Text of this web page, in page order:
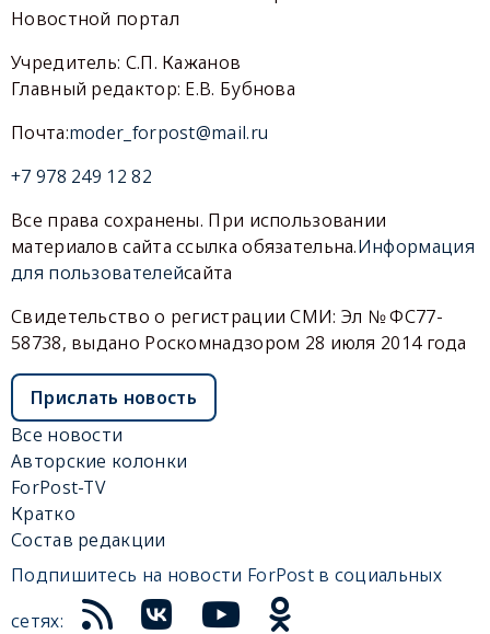
Новостной портал
Учредитель: С.П. Кажанов
Главный редактор: Е.В. Бубнова
Почта:moder_forpost@mail.ru
+7 978 249 12 82
Все права сохранены. При использовании
материалов сайта ссылка обязательна.Информация
для пользователейсайта
Свидетельство о регистрации СМИ: Эл № ФС77-
58738, выдано Роскомнадзором 28 июля 2014 года
Прислать новость
Все новости
Авторские колонки
ForPost-TV
Кратко
Состав редакции
Подпишитесь на новости ForPost в социальных
сетях: